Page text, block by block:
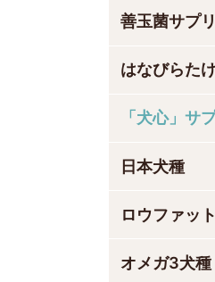
善玉菌サプ
はなびらた
「犬心」サ
日本犬種
ロウファッ
オメガ3犬種